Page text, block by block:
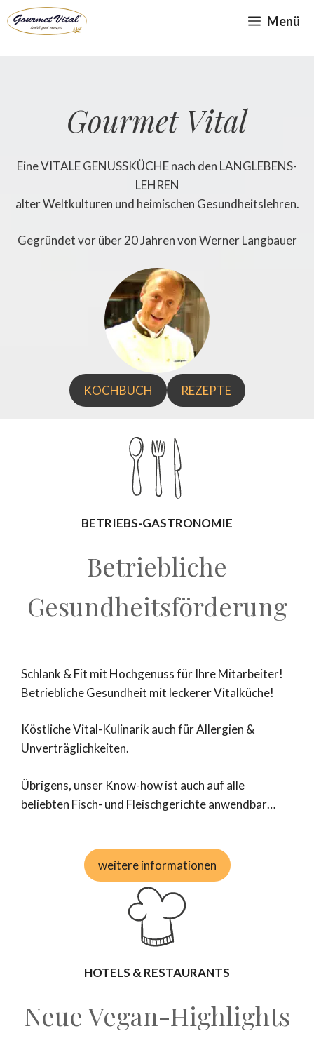
Zum
Inhalt
Menü
Gourmet Vital
Eine VITALE GENUSSKÜCHE nach den LANGLEBENS-
LEHREN
alter Weltkulturen und heimischen Gesundheitslehren.
Gegründet vor über 20 Jahren von Werner Langbauer
KOCHBUCH REZEPTE
BETRIEBS-GASTRONOMIE
Betriebliche
Gesundheitsförderung
Schlank & Fit mit Hochgenuss für Ihre Mitarbeiter!
Betriebliche Gesundheit mit leckerer Vitalküche!
Köstliche Vital-Kulinarik auch für Allergien &
Unverträglichkeiten.
Übrigens, unser Know-how ist auch auf alle
beliebten Fisch- und Fleischgerichte anwendbar…
weitere informationen
HOTELS & RESTAURANTS
Neue Vegan-Highlights